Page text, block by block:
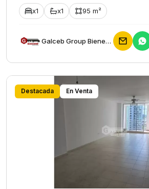
x1 x1 95 m²
Galceb Group Bienes Raices
Destacada En Venta